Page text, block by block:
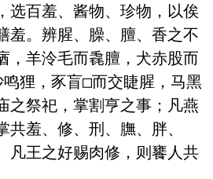
选百羞、酱物、珍物，以俟
羞。辨腥、臊、膻、香之不
，羊泠毛而毳膻，犬赤股而
狸，豕盲□而交睫腥，马黑
之祭祀，掌割亨之事；凡燕
羞、修、刑、膴、胖、
凡王之好赐肉修，则饔人共